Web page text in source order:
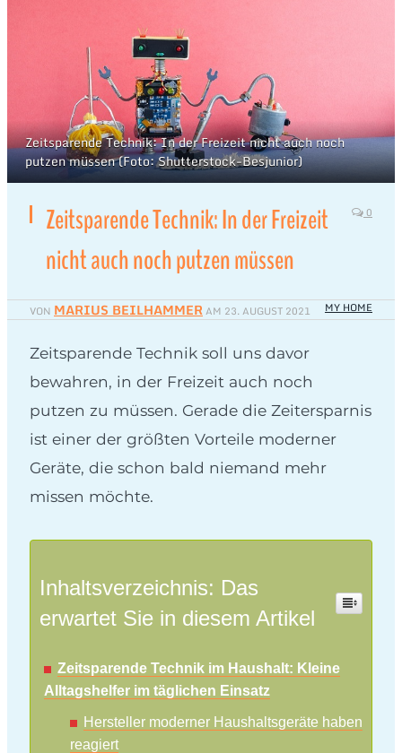
Zeitsparende Technik: In der Freizeit nicht auch noch
putzen müssen (Foto: Shutterstock-Besjunior)
Zeitsparende Technik: In der Freizeit
nicht auch noch putzen müssen
0
VON MARIUS BEILHAMMERAM 23. AUGUST 2021 MY HOME
Zeitsparende Technik soll uns davor
bewahren, in der Freizeit auch noch
putzen zu müssen. Gerade die Zeitersparnis
ist einer der größten Vorteile moderner
Geräte, die schon bald niemand mehr
missen möchte.
Inhaltsverzeichnis: Das
erwartet Sie in diesem Artikel
Zeitsparende Technik im Haushalt: Kleine
Alltagshelfer im täglichen Einsatz
Hersteller moderner Haushaltsgeräte haben
reagiert